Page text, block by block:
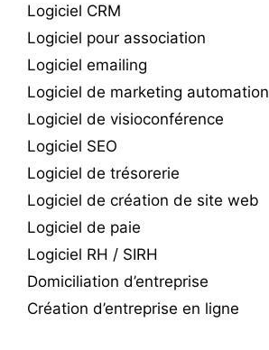
Logiciel CRM
Logiciel pour association
Logiciel emailing
Logiciel de marketing automation
Logiciel de visioconférence
Logiciel SEO
Logiciel de trésorerie
Logiciel de création de site web
Logiciel de paie
Logiciel RH / SIRH
Domiciliation d’entreprise
Création d’entreprise en ligne